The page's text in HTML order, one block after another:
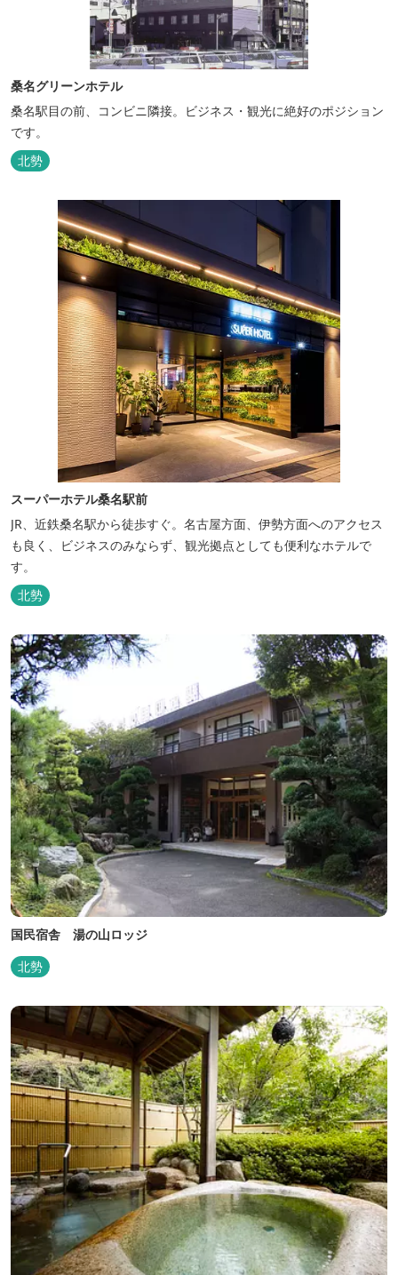
桑名グリーンホテル
桑名駅目の前、コンビニ隣接。ビジネス・観光に絶好のポジション
です。
北勢
スーパーホテル桑名駅前
JR、近鉄桑名駅から徒歩すぐ。名古屋方面、伊勢方面へのアクセス
も良く、ビジネスのみならず、観光拠点としても便利なホテルで
す。
北勢
国民宿舎 湯の山ロッジ
北勢